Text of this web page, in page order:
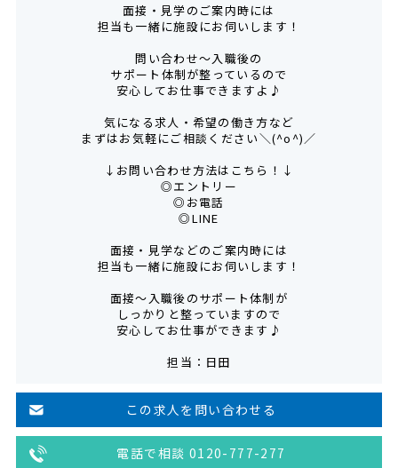
面接・見学のご案内時には
担当も一緒に施設にお伺いします！
問い合わせ～入職後の
サポート体制が整っているので
安心してお仕事できますよ♪
気になる求人・希望の働き方など
まずはお気軽にご相談ください＼(^o^)／
↓お問い合わせ方法はこちら！↓
◎エントリー
◎お電話
◎LINE
面接・見学などのご案内時には
担当も一緒に施設にお伺いします！
面接～入職後のサポート体制が
しっかりと整っていますので
安心してお仕事ができます♪
担当：日田
この求人を問い合わせる
電話で相談 0120-777-277